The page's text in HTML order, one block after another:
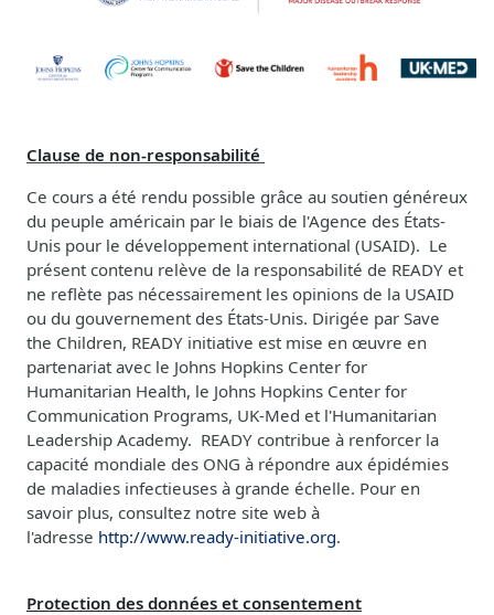
Clause de non-responsabilité
Ce cours a été rendu possible grâce au soutien généreux
du peuple américain par le biais de l'Agence des États-
Unis pour le développement international (USAID). Le
présent contenu relève de la responsabilité de READY et
ne reflète pas nécessairement les opinions de la USAID
ou du gouvernement des États-Unis. Dirigée par Save
the Children, READY initiative est mise en œuvre en
partenariat avec le Johns Hopkins Center for
Humanitarian Health, le Johns Hopkins Center for
Communication Programs, UK-Med et l'Humanitarian
Leadership Academy. READY contribue à renforcer la
capacité mondiale des ONG à répondre aux épidémies
de maladies infectieuses à grande échelle. Pour en
savoir plus, consultez notre site web à
l'adresse http://www.ready-initiative.org.
Protection des données et consentement